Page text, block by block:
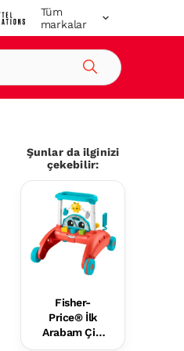
Tüm
markalar
Ara
Şunlar da ilginizi
çekebilir:
Fisher-
Price® İlk
Arabam Çift
Yönlü